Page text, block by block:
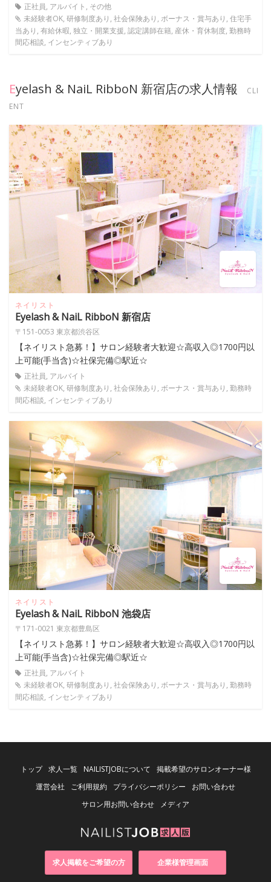
正社員, アルバイト, その他
未経験者OK, 研修制度あり, 社会保険あり, ボーナス・賞与あり, 住宅手
当あり, 有給休暇, 独立・開業支援, 認定講師在籍, 産休・育休制度, 勤務時
間応相談, インセンティブあり
Eyelash & NaiL RibboN 新宿店の求人情報
CLI
ENT
ネイリスト
Eyelash & NaiL RibboN 新宿店
〒151-0053 東京都渋谷区
【ネイリスト急募！】サロン経験者大歓迎☆高収入◎1700円以
上可能(手当含)☆社保完備◎駅近☆
正社員, アルバイト
未経験者OK, 研修制度あり, 社会保険あり, ボーナス・賞与あり, 勤務時
間応相談, インセンティブあり
ネイリスト
Eyelash & NaiL RibboN 池袋店
〒171-0021 東京都豊島区
【ネイリスト急募！】サロン経験者大歓迎☆高収入◎1700円以
上可能(手当含)☆社保完備◎駅近☆
正社員, アルバイト
未経験者OK, 研修制度あり, 社会保険あり, ボーナス・賞与あり, 勤務時
間応相談, インセンティブあり
トップ 求人一覧 NAILISTJOBについて
掲載希望のサロンオーナー様
運営会社
ご利用規約 プライバシーポリシー
お問い合わせ
サロン用お問い合わせ
メディア
求人掲載をご希望の方 企業様管理画面